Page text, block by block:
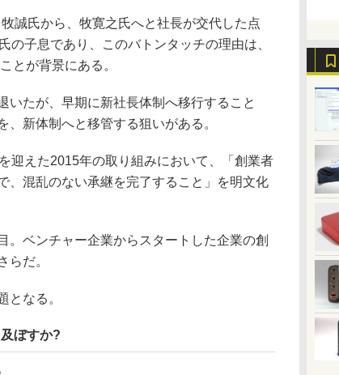
誠氏から、牧寛之氏へと社長が交代した点
の子息であり、このバトンタッチの理由は、
とが背景にある。
たが、早期に新社長体制へ移行すること
新体制へと移管する狙いがある。
迎えた2015年の取り組みにおいて、「創業者
、混乱のない承継を完了すること」を明文化
ベンチャー企業からスタートした企業の創
らだ。
なる。
ぼすか?